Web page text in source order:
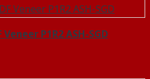
P1R2 ASH-SGD